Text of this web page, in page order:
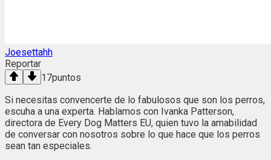
Joesettahh
Reportar
17puntos
Si necesitas convencerte de lo fabulosos que son los perros,
escuha a una experta. Hablamos con Ivanka Patterson,
directora de Every Dog Matters EU, quien tuvo la amabilidad
de conversar con nosotros sobre lo que hace que los perros
sean tan especiales.